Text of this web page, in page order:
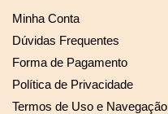
Minha Conta
Dúvidas Frequentes
Forma de Pagamento
Política de Privacidade
Termos de Uso e Navegação